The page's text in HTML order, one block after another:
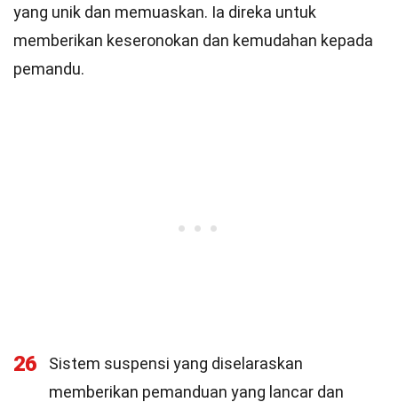
yang unik dan memuaskan. Ia direka untuk
memberikan keseronokan dan kemudahan kepada
pemandu.
26
Sistem suspensi yang diselaraskan
memberikan pemanduan yang lancar dan